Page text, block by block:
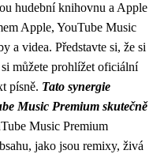
hudební knihovnu a Apple
Apple, YouTube Music
a videa. Představte si, že si
můžete prohlížet oficiální
písně. Tato synergie
Music Premium skutečně
Music Premium
jako jsou remixy, živá